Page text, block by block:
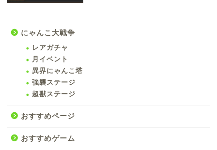
にゃんこ大戦争
レアガチャ
月イベント
異界にゃんこ塔
強襲ステージ
超獣ステージ
おすすめページ
おすすめゲーム